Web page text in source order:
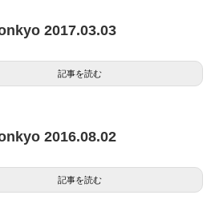
2017.03.03
記事を読む
2016.08.02
記事を読む